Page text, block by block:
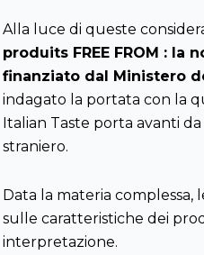
Alla luce di queste
produits FREE FROM : la
finanziato dal Ministero
indagato la portata con la
Italian Taste porta avanti
straniero.
Data la materia complessa,
sulle caratteristiche dei
interpretazione.